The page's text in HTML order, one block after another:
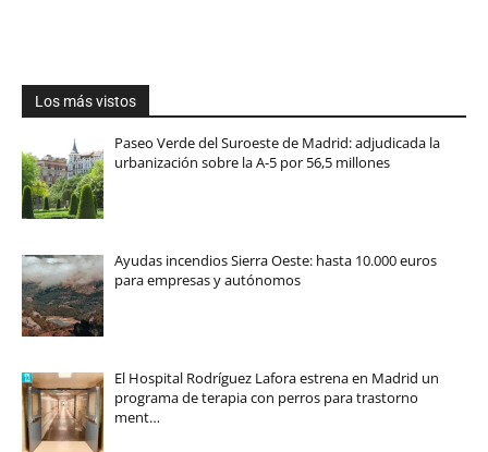
Los más vistos
Paseo Verde del Suroeste de Madrid: adjudicada la
urbanización sobre la A-5 por 56,5 millones
Ayudas incendios Sierra Oeste: hasta 10.000 euros
para empresas y autónomos
El Hospital Rodríguez Lafora estrena en Madrid un
programa de terapia con perros para trastorno
ment…